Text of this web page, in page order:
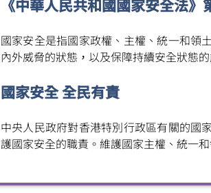
《中華人民共和國國家安全法》
國家安全是指國家政權、主權、統一和領
內外威脅的狀態，以及保障持續安全狀態的
國家安全 全民有責
中央人民政府對香港特別行政區有關的國
護國家安全的職責。維護國家主權、統一